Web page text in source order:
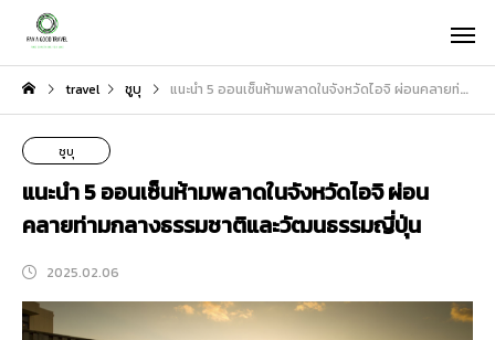
travel ชูบุ แนะนำ 5 ออนเซ็นห้ามพลาดในจังหวัดไอจิ ผ่อนคลายท่ามกลางธรรมชาติและวัฒนธรรมญี่ปุ่น
ชูบุ
แนะนำ 5 ออนเซ็นห้ามพลาดในจังหวัดไอจิ ผ่อน
คลายท่ามกลางธรรมชาติและวัฒนธรรมญี่ปุ่น
2025.02.06